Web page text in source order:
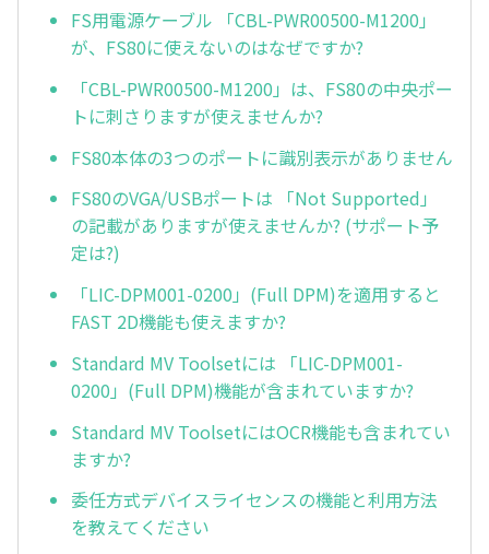
FS用電源ケーブル 「CBL-PWR00500-M1200」
が、FS80に使えないのはなぜですか?
「CBL-PWR00500-M1200」は、FS80の中央ポー
トに刺さりますが使えませんか?
FS80本体の3つのポートに識別表示がありません
FS80のVGA/USBポートは 「Not Supported」
の記載がありますが使えませんか? (サポート予
定は?)
「LIC-DPM001-0200」(Full DPM)を適用すると
FAST 2D機能も使えますか?
Standard MV Toolsetには 「LIC-DPM001-
0200」(Full DPM)機能が含まれていますか?
Standard MV ToolsetにはOCR機能も含まれてい
ますか?
委任方式デバイスライセンスの機能と利用方法
を教えてください